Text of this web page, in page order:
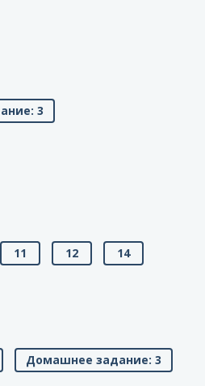
3
11 12 14
Домашнее задание: 3